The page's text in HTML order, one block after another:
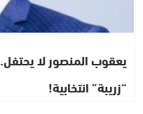
يعقوب المنصور لا
“زريبة” انتخابية!